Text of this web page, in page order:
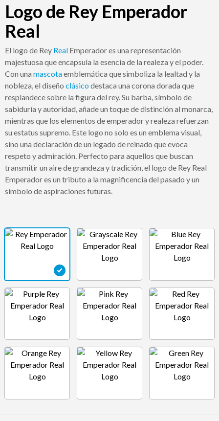
Logo de Rey Emperador
Real
El logo de Rey Real Emperador es una representación
majestuosa que encapsula la esencia de la realeza y el poder.
Con una mascotaemblemática que simboliza la lealtad y la
nobleza, el diseño clásicodestaca una corona dorada que
resplandece sobre la figura del rey. Su barba, símbolo de
sabiduría y autoridad, añade un toque de distinción al monarca,
mientras que los elementos de emperador y realeza refuerzan
su estatus supremo. Este logo no solo es un emblema visual,
sino una declaración de un legado de reinado que evoca
respeto y admiración. Perfecto para aquellos que buscan
transmitir un aire de grandeza y tradición, el logo de Rey Real
Emperador es un tributo a la magnificencia del pasado y un
símbolo de aspiraciones futuras.